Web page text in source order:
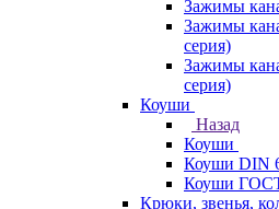
Зажимы
Зажимы
серия)
Зажимы
серия)
Коуши
Назад
Коуши
Коуши DIN
Коуши
Крюки, звенья,